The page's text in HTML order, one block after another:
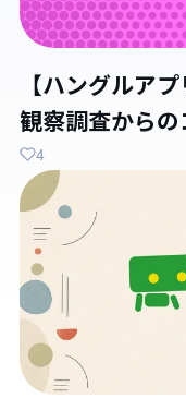
【ハングルア
観察調査から
4